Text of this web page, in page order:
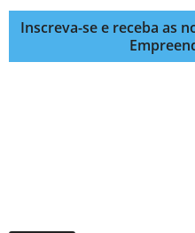
Inscreva-se e receba as